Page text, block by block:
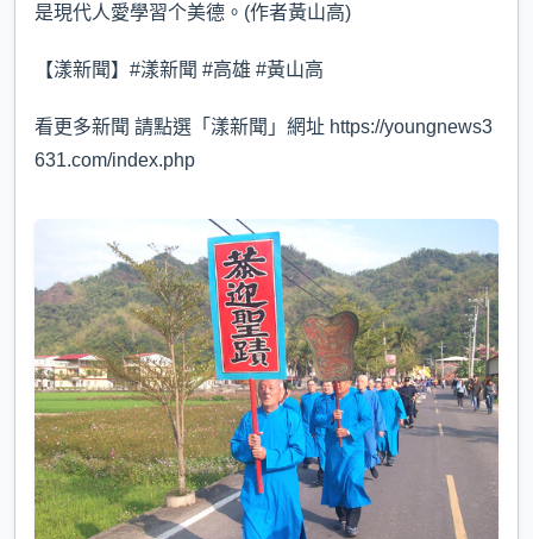
是現代人愛學習个美德。(作者黃山高)
【漾新聞】#漾新聞 #高雄 #黃山高
看更多新聞 請點選「漾新聞」網址 https://youngnews3
631.com/index.php